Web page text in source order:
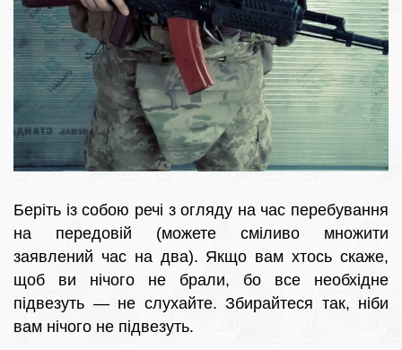
Беріть із собою речі з огляду на час перебування
на передовій (можете сміливо множити
заявлений час на два). Якщо вам хтось скаже,
щоб ви нічого не брали, бо все необхідне
підвезуть — не слухайте. Збирайтеся так, ніби
вам нічого не підвезуть.